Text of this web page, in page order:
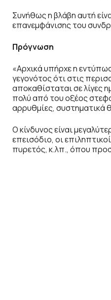
Συνήθως η βλάβη αυτή
επανεμφάνισης του
Πρόγνωση
«Αρχικά υπήρχε η
γεγονότος ότι στις
αποκαθίσταται σε λίγες
πολύ από του οξέος
αρρυθμίες, συστηματικά
Ο κίνδυνος είναι
επεισόδιο, οι
πυρετός, κ.λπ., όπου